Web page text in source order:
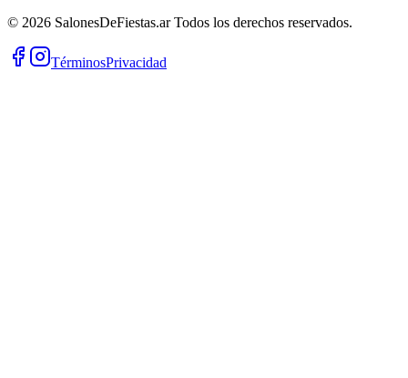
© 2026 SalonesDeFiestas.arTodos los derechos reservados.
TérminosPrivacidad